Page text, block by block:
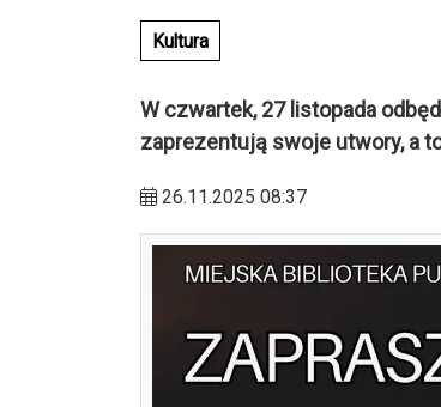
Kultura
W czwartek, 27 listopada
zaprezentują swoje utwory, a
26.11.2025 08:37